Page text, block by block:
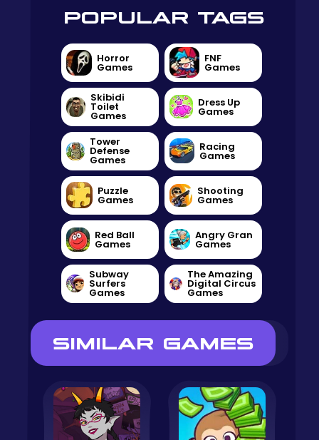
POPULAR TAGS
Horror
Games
FNF
Games
Skibidi
Toilet
Games
Dress Up
Games
Tower
Defense
Games
Racing
Games
Puzzle
Games
Shooting
Games
Red Ball
Games
Angry Gran
Games
Subway
Surfers
Games
The Amazing
Digital Circus
Games
SIMILAR GAMES